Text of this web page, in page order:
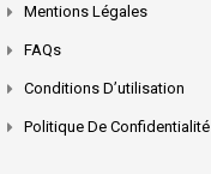
Mentions Légales
FAQs
Conditions D’utilisation
Politique De Confidentialité